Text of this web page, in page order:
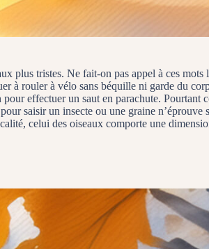
tristes. Ne fait-on pas appel à ces mots
à rouler à vélo sans béquille ni garde du
effectuer un saut en parachute. Pourtant
saisir un insecte ou une graine n’éprouve
celui des oiseaux comporte une